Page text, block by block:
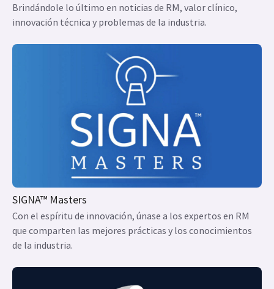
Brindándole lo último en noticias de RM, valor clínico,
innovación técnica y problemas de la industria.
SIGNA™ Masters
Con el espíritu de innovación, únase a los expertos en RM
que comparten las mejores prácticas y los conocimientos
de la industria.